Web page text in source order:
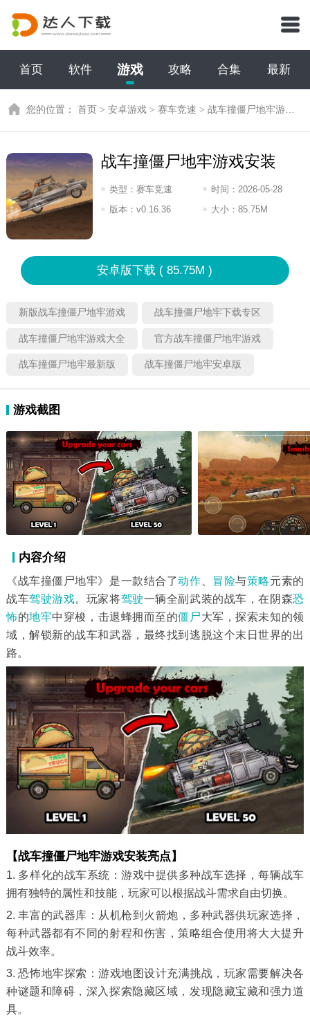
首页 软件 游戏 攻略 合集 最新
您的位置：首页 >安卓游戏 >赛车竞速 >战车撞僵尸地牢游戏安装
战车撞僵尸地牢游戏安装
类型：赛车竞速 时间： 2026-05-28
15:2026
版本：v0.16.36 大小： 85.75M
安卓版下载 ( 85.75M )
新版战车撞僵尸地牢游戏 战车撞僵尸地牢下载专区
战车撞僵尸地牢游戏大全 官方战车撞僵尸地牢游戏
战车撞僵尸地牢最新版 战车撞僵尸地牢安卓版
游戏截图
内容介绍
《战车撞僵尸地牢》是一款结合了动作 冒险与策略元素的
战车驾驶游戏。玩家将驾驶一辆全副武装的战车，在阴森恐
怖的地牢中穿梭，击退蜂拥而至的僵尸大军，探索未知的领
域，解锁新的战车和武器，最终找到逃脱这个末日世界的出
路。
【战车撞僵尸地牢游戏安装亮点】
1. 多样化的战车系统：游戏中提供多种战车选择，每辆战车
拥有独特的属性和技能，玩家可以根据战斗需求自由切换。
2. 丰富的武器库：从机枪到火箭炮，多种武器供玩家选择，
每种武器都有不同的射程和伤害，策略组合使用将大大提升
战斗效率。
3. 恐怖地牢探索：游戏地图设计充满挑战，玩家需要解决各
种谜题和障碍，深入探索隐藏区域，发现隐藏宝藏和强力道
具。